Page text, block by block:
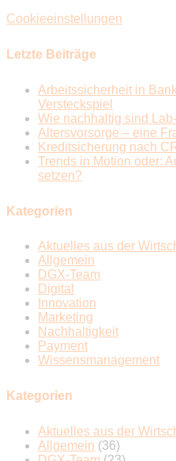
Cookieeinstellungen
Letzte Beiträge
Arbeitssicherheit in
Versteckspiel
Wie nachhaltig sind
Altersvorsorge – eine
Kreditsicherung nach
Trends in Motion oder:
setzen?
Kategorien
Aktuelles aus der
Allgemein
DGX-Team
Digital
Innovation
Marketing
Nachhaltigkeit
Payment
Wissensmanagement
Kategorien
Aktuelles aus der
Allgemein (36)